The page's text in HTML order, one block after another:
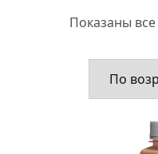
Показаны все